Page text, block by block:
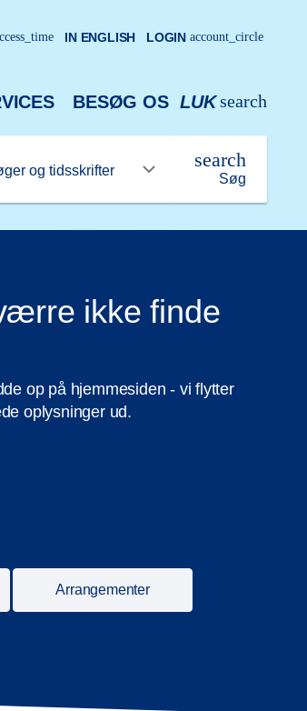
BESØG OS search
LUK
Søg
search
IN ENGLISH LOGIN account_circle
ikke finde
op på hjemmesiden - vi flytter
oplysninger ud.
Arrangementer